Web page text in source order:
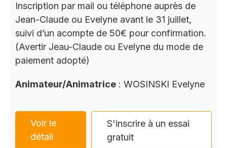
Inscription par mail ou téléphone auprès de
Jean-Claude ou Evelyne avant le 31 juillet,
suivi d’un acompte de 50€ pour confirmation.
(Avertir Jeau-Claude ou Evelyne du mode de
paiement adopté)
Animateur/Animatrice : WOSINSKI Evelyne
Voir le
détail
S'inscrire à un essai
gratuit